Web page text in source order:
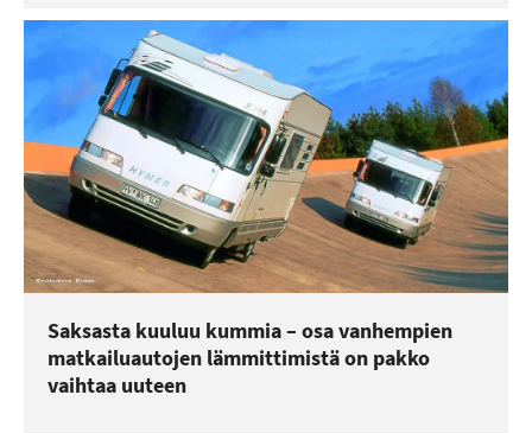
Saksasta kuuluu kummia – osa vanhempien
matkailuautojen lämmittimistä on pakko
vaihtaa uuteen